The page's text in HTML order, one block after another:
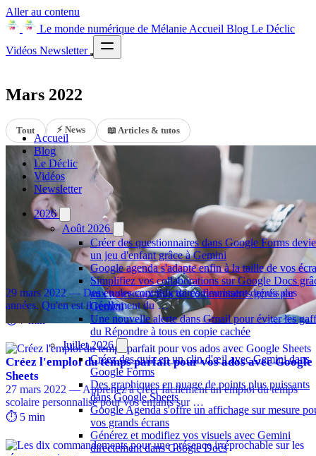
Aller au contenu
Le monde numérique de Mélanie Accueil Blog Le Déclic
Vidéos Newsletter
Accueil
Blog
Le Déclic
Vidéos
Newsletter
2026
Août 2026
Créer des questionnaires dans Google Forms
un jeu d'enfant grâce à Gemini
Google agenda s'adapte enfin à la taille de vos
Simplifiez vos collaborations sur Google Docs
aux nouveaux flux de commentaires gérés par
Gemini
Une nouvelle alerte dans Gmail pour éviter les
du Répondre à tous en copie cachée
Juillet 2026
Créez des quiz en un clin d'œil avec Gemini dans
Google Forms
Des graphiques en nuage de points plus puissants
dans Google Sheets
Google Agenda s'offre un affichage sur mesure
vos grands écrans
Générez et modifiez vos visuels avec Gemini
directement dans Google Docs
Mars 2022
Tout ⚡ News 📖 Articles & tutos
Ecrans = Danger ?
29 mars 2022 — Des études contradictoires fleurissent depuis des
années. Qu'en est il réellement du …
⏱️ 7 min
Créez l'emploi du temps parfait pour vos ados avec Google
Sheets
27 mars 2022 — Apprenez à créer facilement un emploi du temps
scolaire personnalisé pour vos enfants sur …
⏱️ 5 min